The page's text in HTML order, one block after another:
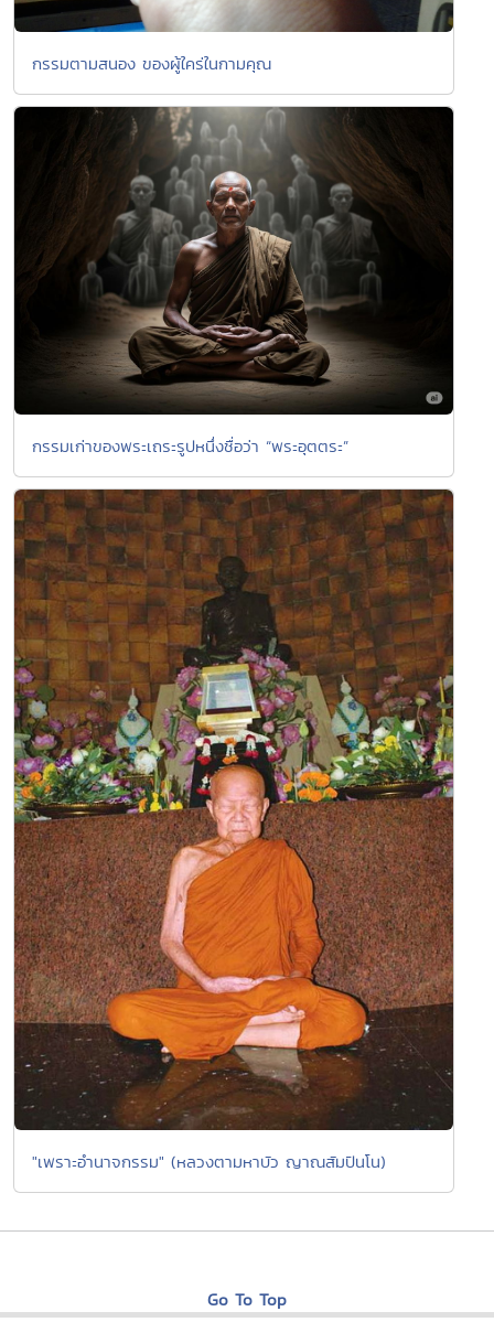
กรรมตามสนอง ของผู้ใคร่ในกามคุณ
กรรมเก่าของพระเถระรูปหนึ่งชื่อว่า “พระอุตตระ”
"เพราะอำนาจกรรม" (หลวงตามหาบัว ญาณสัมปันโน)
Go To Top